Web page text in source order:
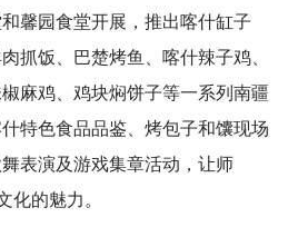
馨园食堂开展，推出喀什缸子
抓饭、巴楚烤鱼、喀什辣子鸡、
麻鸡、鸡块焖饼子等一系列南疆
特色食品品鉴、烤包子和馕现场
表演及游戏集章活动，让师
化的魅力。